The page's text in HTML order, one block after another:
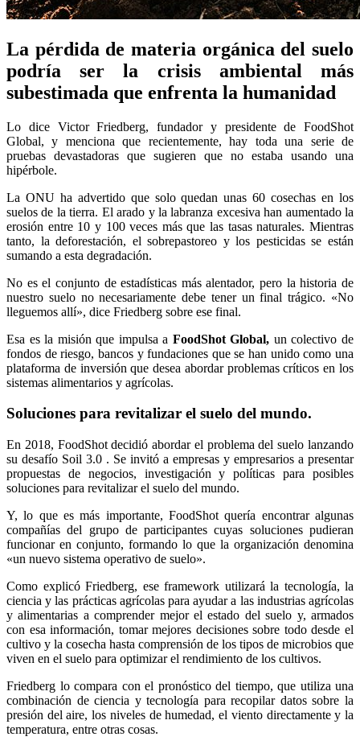
La pérdida de materia orgánica del suelo
podría ser la crisis ambiental más
subestimada que enfrenta la humanidad
Lo dice Victor Friedberg, fundador y presidente de FoodShot
Global, y menciona que recientemente, hay toda una serie de
pruebas devastadoras que sugieren que no estaba usando una
hipérbole.
La ONU ha advertido que solo quedan unas 60 cosechas en los
suelos de la tierra. El arado y la labranza excesiva han aumentado la
erosión entre 10 y 100 veces más que las tasas naturales. Mientras
tanto, la deforestación, el sobrepastoreo y los pesticidas se están
sumando a esta degradación.
No es el conjunto de estadísticas más alentador, pero la historia de
nuestro suelo no necesariamente debe tener un final trágico. «No
lleguemos allí», dice Friedberg sobre ese final.
Esa es la misión que impulsa a FoodShot Global, un colectivo de
fondos de riesgo, bancos y fundaciones que se han unido como una
plataforma de inversión que desea abordar problemas críticos en los
sistemas alimentarios y agrícolas.
Soluciones para revitalizar el suelo del mundo.
En 2018, FoodShot decidió abordar el problema del suelo lanzando
su desafío Soil 3.0 . Se invitó a empresas y empresarios a presentar
propuestas de negocios, investigación y políticas para posibles
soluciones para revitalizar el suelo del mundo.
Y, lo que es más importante, FoodShot quería encontrar algunas
compañías del grupo de participantes cuyas soluciones pudieran
funcionar en conjunto, formando lo que la organización denomina
«un nuevo sistema operativo de suelo».
Como explicó Friedberg, ese framework utilizará la tecnología, la
ciencia y las prácticas agrícolas para ayudar a las industrias agrícolas
y alimentarias a comprender mejor el estado del suelo y, armados
con esa información, tomar mejores decisiones sobre todo desde el
cultivo y la cosecha hasta comprensión de los tipos de microbios que
viven en el suelo para optimizar el rendimiento de los cultivos.
Friedberg lo compara con el pronóstico del tiempo, que utiliza una
combinación de ciencia y tecnología para recopilar datos sobre la
presión del aire, los niveles de humedad, el viento directamente y la
temperatura, entre otras cosas.